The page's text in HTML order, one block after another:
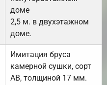
доме
2,5 м. в двухэтажном
доме.
Имитация бруса
камерной сушки, сорт
АВ, толщиной 17 мм.